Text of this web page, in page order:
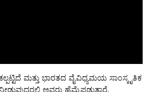
ಮತ್ತು ಭಾರತದ ವೈವಿಧ್ಯಮಯ ಸಾಂಸ್ಕೃತಿಕ
ಅವರು ಹೆಮ್ಮೆಪಡುತ್ತಾರೆ.